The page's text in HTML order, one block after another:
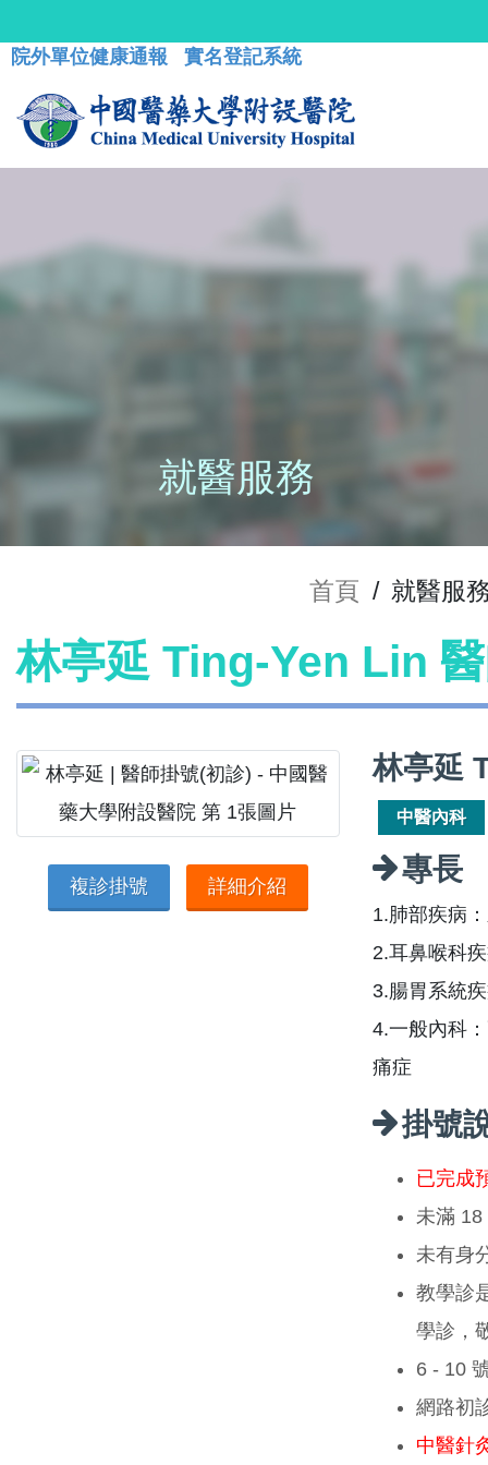
院外單位健康通報 實名登記系統
就醫服務
首頁 / 就醫服
林亭延 Ting-Yen Lin
複診掛號 詳細介紹
林亭延
中醫內科
專長
1.肺部疾病
2.耳鼻喉科
3.腸胃系統
4.一般內科
痛症
掛號
已完成
未滿 18
未有身
教學診
學診，
6 - 10
網路初
中醫針